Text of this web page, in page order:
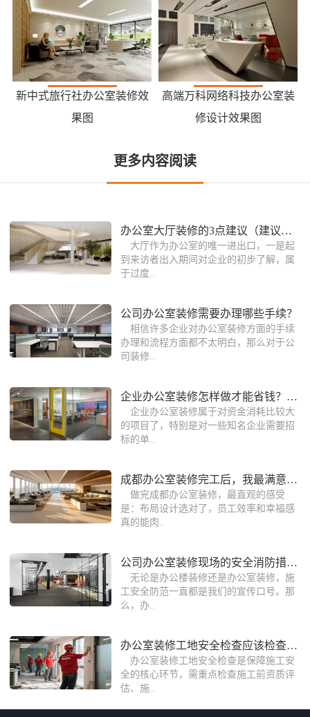
新中式旅行社办公室装修效
果图
高端万科网络科技办公室装
修设计效果图
更多内容阅读
办公室大厅装修的3点建议（建议收藏）
大厅作为办公室的唯一进出口，一是起
到来访者出入期间对企业的初步了解，属
于过度..
公司办公室装修需要办理哪些手续？
相信许多企业对办公室装修方面的手续
办理和流程方面都不太明白，那么对于公
司装修..
企业办公室装修怎样做才能省钱？这些装
企业办公室装修属于对资金消耗比较大
的项目了，特别是对一些知名企业需要招
标的单..
成都办公室装修完工后，我最满意的7个布
做完成都办公室装修，最直观的感受
是：布局设计选对了，员工效率和幸福感
真的能肉..
公司办公室装修现场的安全消防措施保护
无论是办公楼装修还是办公室装修，施
工安全防范一直都是我们的宣传口号。那
么，办..
办公室装修工地安全检查应该检查什么？
办公室装修工地安全检查是保障施工安
全的核心环节，需重点检查施工前资质评
估、施..